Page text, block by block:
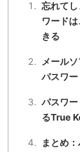
忘れて
ワード
きる
メール
パスワ
パスワ
るTrue
まとめ